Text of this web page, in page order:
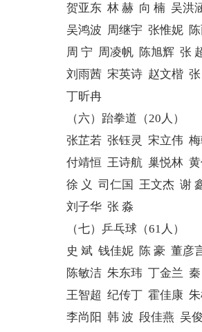
贺亚东 林 赫 向 楠 吴洪
吴鸿波 周继宇 张惟妮
周 宁 周凌帆 陈旭辉 张
刘雨茜 宋英诗 赵文楷
丁昕冉
（六）跆拳道（20人）
张芷若 张钰灵 宋立伟
付靖恒 王诗航 巢悦林
徐 义 司仁国 王文杰 谢
刘子华 张 淼
（七）乒乓球（61人）
史 斌 钱佳妮 陈 豪 董彦
陈敏洁 朱东玮 丁金兰
王智超 纪传丁 霍佳康
李尚阳 韩 波 段佳燕 吴